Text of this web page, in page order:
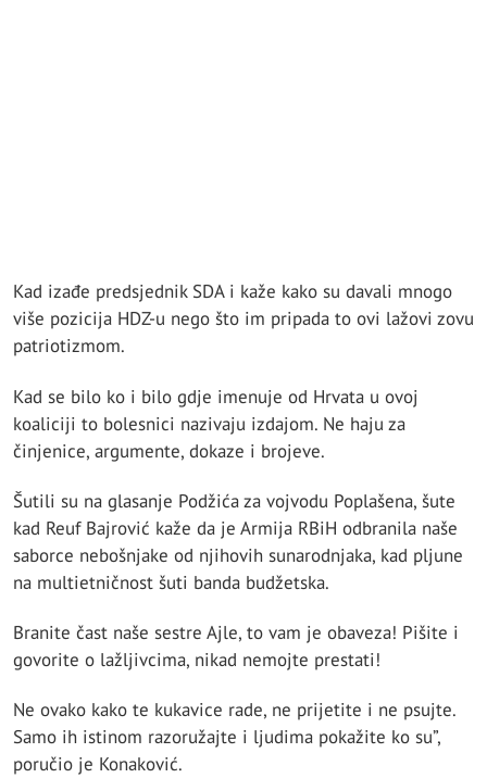
Kad izađe predsjednik SDA i kaže kako su davali mnogo
više pozicija HDZ-u nego što im pripada to ovi lažovi zovu
patriotizmom.
Kad se bilo ko i bilo gdje imenuje od Hrvata u ovoj
koaliciji to bolesnici nazivaju izdajom. Ne haju za
činjenice, argumente, dokaze i brojeve.
Šutili su na glasanje Podžića za vojvodu Poplašena, šute
kad Reuf Bajrović kaže da je Armija RBiH odbranila naše
saborce nebošnjake od njihovih sunarodnjaka, kad pljune
na multietničnost šuti banda budžetska.
Branite čast naše sestre Ajle, to vam je obaveza! Pišite i
govorite o lažljivcima, nikad nemojte prestati!
Ne ovako kako te kukavice rade, ne prijetite i ne psujte.
Samo ih istinom razoružajte i ljudima pokažite ko su”,
poručio je Konaković.